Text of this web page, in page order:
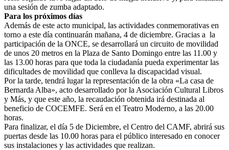
una sesión de zumba adaptado.
Para los próximos días
Además de este acto municipal, las actividades conmemorativas en
torno a este día continuarán mañana, 4 de diciembre. Gracias a la
participación de la ONCE, se desarrollará un circuito de movilidad
de unos 20 metros en la Plaza de Santo Domingo entre las 11.00 y
las 13.00 horas para que toda la ciudadanía pueda experimentar las
dificultades de movilidad que conlleva la discapacidad visual.
Por la tarde, tendrá lugar la representación de la obra «La casa de
Bernarda Alba», acto desarrollado por la Asociación Cultural Libros
y Más, y que este año, la recaudación obtenida irá destinada al
beneficio de COCEMFE. Será en el Teatro Moderno, a las 20.00
horas.
Para finalizar, el día 5 de Diciembre, el Centro del CAMF, abrirá sus
puertas desde las 10.00 horas para el público interesado en conocer
sus instalaciones y las actividades que realizan.